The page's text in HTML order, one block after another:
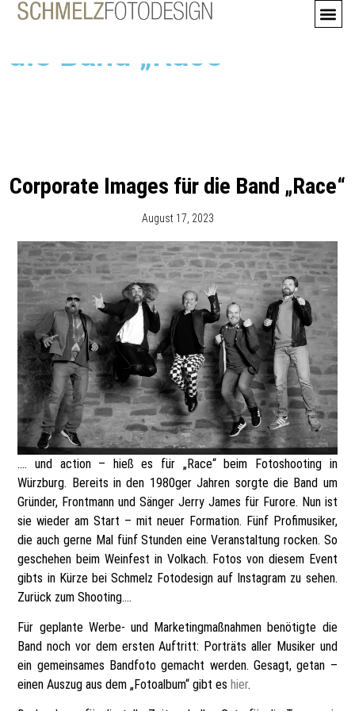
Corporate Images für
die Band „Race“
Corporate Images für die Band „Race“
August 17, 2023
…. und action – hieß es für „Race“ beim Fotoshooting in
Würzburg. Bereits in den 1980ger Jahren sorgte die Band um
Gründer, Frontmann und Sänger Jerry James für Furore. Nun ist
sie wieder am Start – mit neuer Formation. Fünf Profimusiker,
die auch gerne Mal fünf Stunden eine Veranstaltung rocken. So
geschehen beim Weinfest in Volkach. Fotos von diesem Event
gibts in Kürze bei Schmelz Fotodesign auf Instagram zu sehen.
Zurück zum Shooting….
Für geplante Werbe- und Marketingmaßnahmen benötigte die
Band noch vor dem ersten Auftritt: Porträts aller Musiker und
ein gemeinsames Bandfoto gemacht werden. Gesagt, getan –
einen Auszug aus dem „Fotoalbum“ gibt eshier.